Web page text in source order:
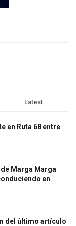
Latest
en Ruta 68 entre
Marga Marga
en
del último artículo